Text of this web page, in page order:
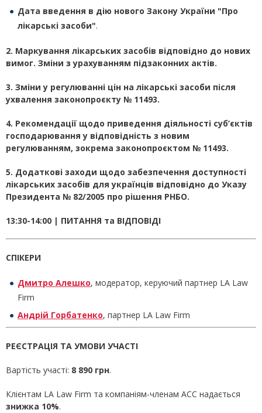
Дата введення в дію нового Закону України "Про
лікарські засоби".
2. Маркування лікарських засобів відповідно до нових
вимог. Зміни з урахуванням підзаконних актів.
3. Зміни у регулюванні цін на лікарські засоби після
ухвалення законопроєкту № 11493.
4. Рекомендації щодо приведення діяльності суб’єктів
господарювання у відповідність з новим
регулюванням, зокрема законопроєктом № 11493.
5. Додаткові заходи щодо забезпечення доступності
лікарських засобів для українців відповідно до Указу
Президента № 82/2005 про рішення РНБО.
13:30-14:00 | ПИТАННЯ та ВІДПОВІДІ
СПІКЕРИ
Дмитро Алешко, модератор, керуючий партнер LA Law
Firm
Андрій Горбатенко, партнер LA Law Firm
РЕЄСТРАЦІЯ ТА УМОВИ УЧАСТІ
Вартість участі: 8 890 грн.
Клієнтам LA Law Firm та компаніям-членам ACC надається
знижка 10%.